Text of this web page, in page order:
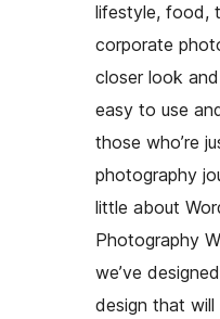
lifestyle, food,
corporate
closer look
easy to use
those who’re
photography
little about
Photography
we’ve
design that